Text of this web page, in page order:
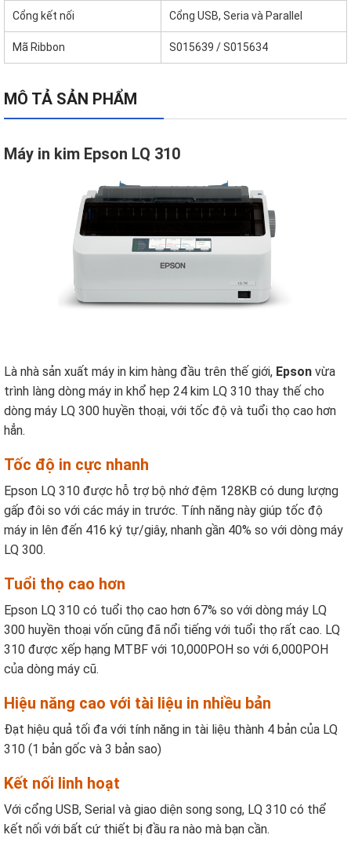
Cổng kết nối Cổng USB, Seria và Parallel
Mã Ribbon S015639 / S015634
MÔ TẢ SẢN PHẨM
Máy in kim Epson LQ 310
Là nhà sản xuất máy in kim hàng đầu trên thế giới, Epson vừa
trình làng dòng máy in khổ hẹp 24 kim LQ 310 thay thế cho
dòng máy LQ 300 huyền thoại, với tốc độ và tuổi thọ cao hơn
hẳn.
Tốc độ in cực nhanh
Epson LQ 310 được hỗ trợ bộ nhớ đệm 128KB có dung lượng
gấp đôi so với các máy in trước. Tính năng này giúp tốc độ
máy in lên đến 416 ký tự/giây, nhanh gần 40% so với dòng máy
LQ 300.
Tuổi thọ cao hơn
Epson LQ 310 có tuổi thọ cao hơn 67% so với dòng máy LQ
300 huyền thoại vốn cũng đã nổi tiếng với tuổi thọ rất cao. LQ
310 được xếp hạng MTBF với 10,000POH so với 6,000POH
của dòng máy cũ.
Hiệu năng cao với tài liệu in nhiều bản
Đạt hiệu quả tối đa với tính năng in tài liệu thành 4 bản của LQ
310 (1 bản gốc và 3 bản sao)
Kết nối linh hoạt
Với cổng USB, Serial và giao diện song song, LQ 310 có thể
kết nối với bất cứ thiết bị đầu ra nào mà bạn cần.